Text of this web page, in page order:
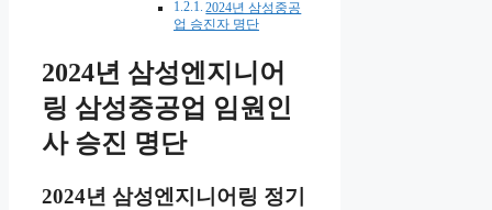
2024년 삼성중공
업 승진자 명단
2024년 삼성엔지니어
링 삼성중공업 임원인
사 승진 명단
2024년 삼성엔지니어링 정기